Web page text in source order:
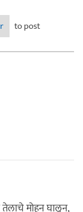
to post
तेलाचे मोहन घालून,